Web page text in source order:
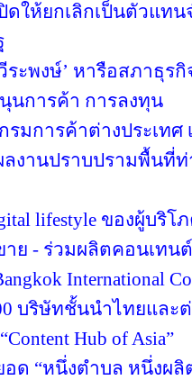
ดให้ยกเลิกเป็นตัวแทน
ะพงษ์’ หารือสภาธุรกิ
นการค้า การลงทุน
มการค้าต่างประเทศ
ลงานปราบปรามพื้นที่
lifestyle ของผู้บริโ
ย - ร่วมผลิตคอนเทน
International
บริษัทชั้นนำไทยและ
Hub of Asia”
อด “หนึ่งตำบล หนึ่งผ